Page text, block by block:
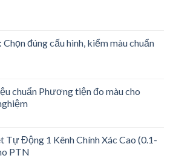
Chọn đúng cấu hình, kiểm màu chuẩn
chuẩn Phương tiện đo màu cho
Động 1 Kênh Chính Xác Cao (0.1-
PTN